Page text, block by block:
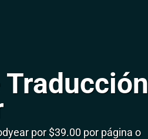
por $39.00 por página o